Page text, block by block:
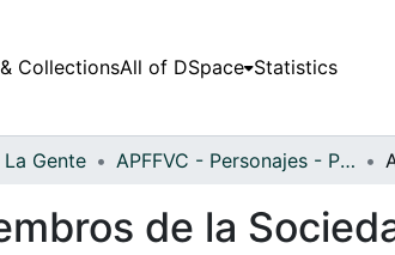
CollectionsAll of DSpace Statistics
La Gente APFFVC - Personajes - Patrimonial
de la